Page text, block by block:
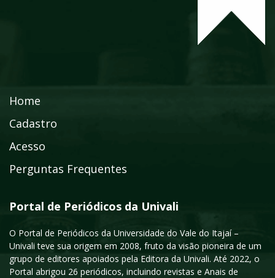
Home
Cadastro
Acesso
Perguntas Frequentes
Portal de Periódicos da Univali
O Portal de Periódicos da Universidade do Vale do Itajaí –
Univali teve sua origem em 2008, fruto da visão pioneira de um
grupo de editores apoiados pela Editora da Univali. Até 2022, o
Portal abrigou 26 periódicos, incluindo revistas e Anais de